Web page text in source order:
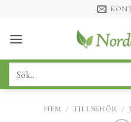
content
Sök
HEM / TILLBEHÖR /